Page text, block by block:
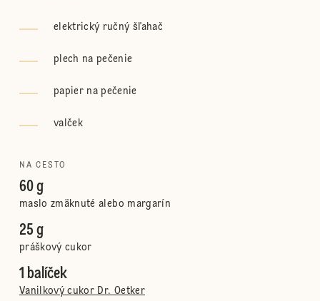
elektrický ručný šľahač
plech na pečenie
papier na pečenie
valček
NA CESTO
60 g
maslo zmäknuté alebo margarín
25 g
práškový cukor
1 balíček
Vanilkový cukor Dr. Oetker